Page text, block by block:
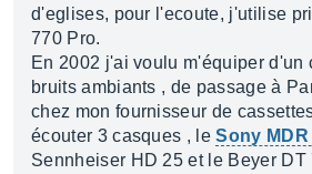
d'eglises, pour l'ecoute, j'utilise
770 Pro.
En 2002 j'ai voulu m'équiper d'un
bruits ambiants , de passage à
chez mon fournisseur de
écouter 3 casques , leSony MDR
Sennheiser HD 25 et le Beyer DT